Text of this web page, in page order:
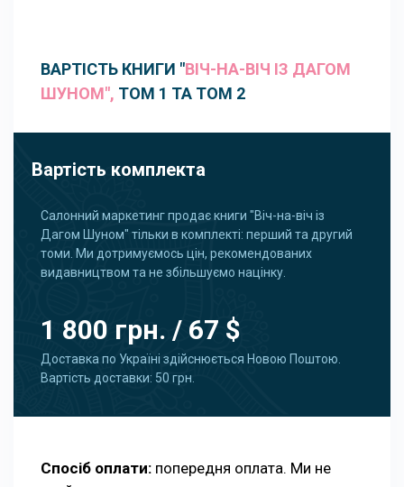
ВАРТІСТЬ КНИГИ "ВІЧ-НА-ВІЧ ІЗ ДАГОМ
ШУНОМ", ТОМ 1 ТА ТОМ 2
Вартість комплекта
Салонний маркетинг продає книги "Віч-на-віч із
Дагом Шуном" тільки в комплекті: перший та другий
томи. Ми дотримуємось цін, рекомендованих
видавництвом та не збільшуємо націнку.
1 800 грн. / 67 $
Доставка по Україні здійснюється Новою Поштою.
Вартість доставки: 50 грн.
Спосіб оплати: попередня оплата. Ми не